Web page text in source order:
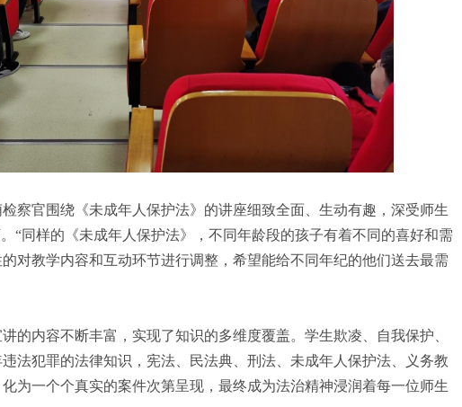
官围绕《未成年人保护法》的讲座细致全面、生动有趣，深受师生
“同样的《未成年人保护法》，不同年龄段的孩子有着不同的喜好和需
对教学内容和互动环节进行调整，希望能给不同年纪的他们送去最需
内容不断丰富，实现了知识的多维度覆盖。学生欺凌、自我保护、
法犯罪的法律知识，宪法、民法典、刑法、未成年人保护法、义务教
为一个个真实的案件次第呈现，最终成为法治精神浸润着每一位师生